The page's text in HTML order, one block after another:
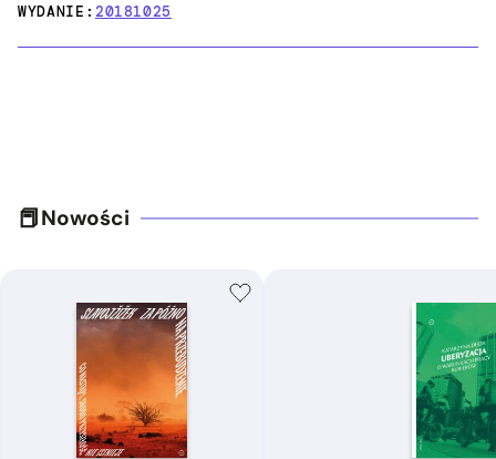
WYDANIE:20181025
Nowości